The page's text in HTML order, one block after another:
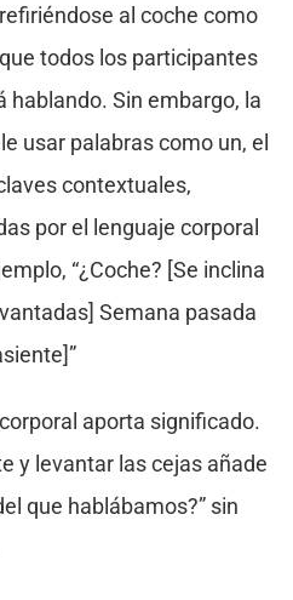
al coche como
todos los participantes
hablando. Sin embargo, la
usar palabras como un, el
contextuales,
por el lenguaje corporal
“¿Coche? [Se inclina
Semana pasada
aporta significado.
y levantar las cejas añade
que hablábamos?” sin